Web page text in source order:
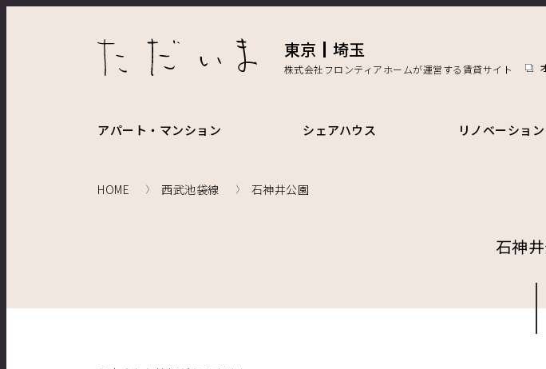
東京 埼玉
株式会社フロンティアホームが運営する賃貸サイト
アパート・マンション シェアハウス リノベーション
HOME 西武池袋線 石神井公園
石神